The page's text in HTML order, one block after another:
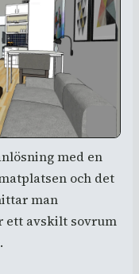
med en
och det
man
ett avskilt sovrum